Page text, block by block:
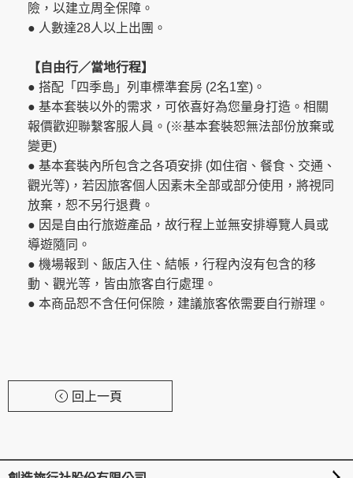
險，以建立周全保障。
● 人數達28人以上出團。
【自由行／當地行程】
● 搭配「四季島」列車標準套房 (2名1室)。
● 基本套裝以外的需求，可依喜好為您量身打造。相關
報價歡迎聯繫客服人員。(※基本套裝恕無法部份放棄或
變更)
● 基本套裝內所包含之各項安排 (如住宿、餐食、交通、
觀光等)，若因旅客個人因素未全部或部分使用，將視同
放棄，恕不另行退費。
● 因是自由行旅遊產品，故行程上並無安排導覽人員或
導遊隨同。
● 機場報到、飯店入住、結帳，行程內沒有包含的移
動、觀光等，皆由旅客自行處理。
● 本商品恕不含任何保險，建議旅客依需要自行辦理。
回上一頁